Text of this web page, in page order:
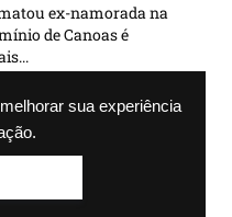
sua experiência
ex-namorada na
de Canoas é
quanto será investido em
09/2024 - 18h06